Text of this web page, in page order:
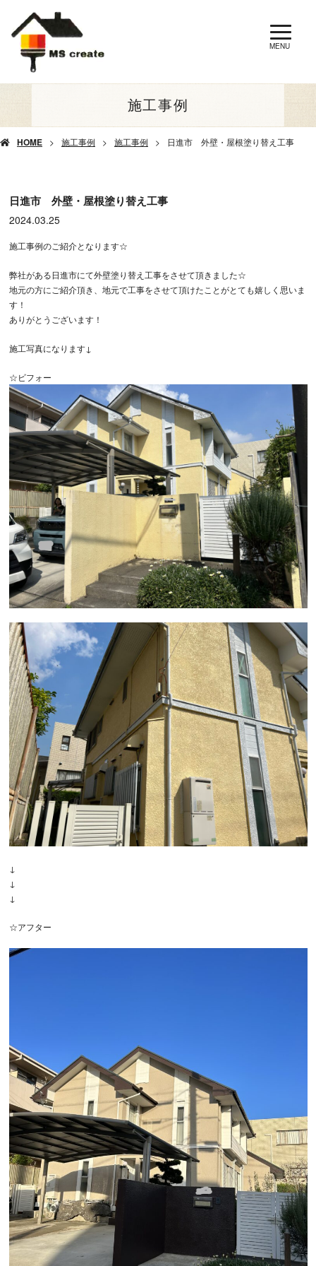
MENU
施工事例
HOME 施工事例 施工事例 日進市 外壁・屋根塗り替え工事
日進市 外壁・屋根塗り替え工事
2024.03.25
施工事例のご紹介となります☆
弊社がある日進市にて外壁塗り替え工事をさせて頂きました☆
地元の方にご紹介頂き、地元で工事をさせて頂けたことがとても嬉しく思いま
す！
ありがとうございます！
施工写真になります↓
☆ビフォー
↓
↓
↓
☆アフター